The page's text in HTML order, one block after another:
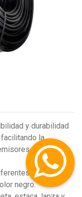
y durabilidad
la
medidas y
negro.